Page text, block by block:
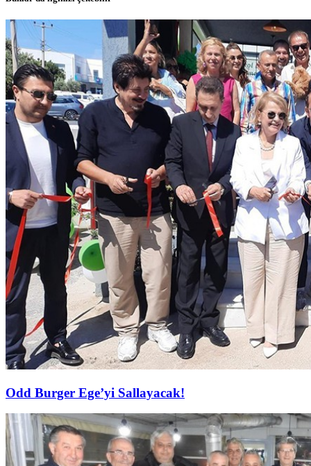
Odd Burger Ege’yi Sallayacak!